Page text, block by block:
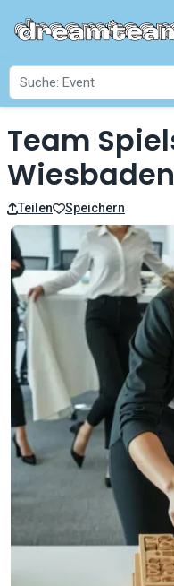
Team
Wiesbaden
Teilen Speichern